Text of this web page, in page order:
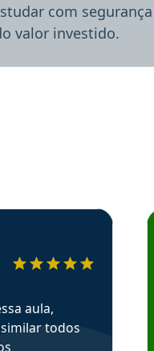
com
valor investido.
o Aprova
aula,
todos